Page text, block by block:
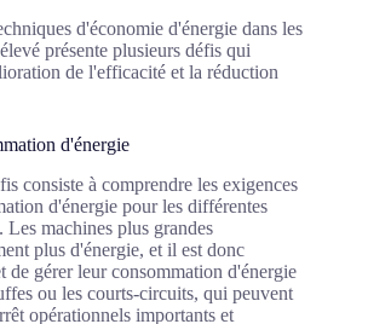
d'économie d'énergie dans les
présente plusieurs défis qui
de l'efficacité et la réduction
d'énergie
consiste à comprendre les exigences
d'énergie pour les différentes
Les machines plus grandes
plus d'énergie, et il est donc
de gérer leur consommation d'énergie
ou les courts-circuits, qui peuvent
opérationnels importants et